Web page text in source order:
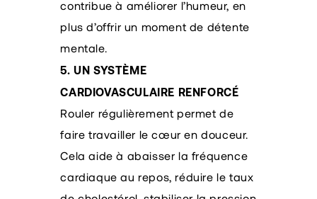
contribue à améliorer l’humeur, en
plus d’offrir un moment de détente
mentale.
5. UN SYSTÈME
CARDIOVASCULAIRE RENFORCÉ
Rouler régulièrement permet de
faire travailler le cœur en douceur.
Cela aide à abaisser la fréquence
cardiaque au repos, réduire le taux